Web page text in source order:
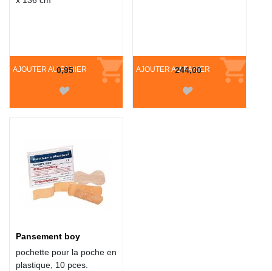
AJOUTER AU PANIER
0,95 AJOUTER AU PANIER
244,00
Pansement boy
pochette pour la poche en
plastique, 10 pces.